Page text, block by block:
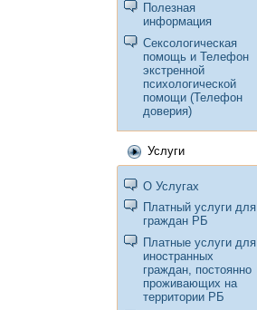
Полезная
информация
Сексологическая
помощь и Телефон
экстренной
психологической
помощи (Телефон
доверия)
Услуги
О Услугах
Платный услуги для
граждан РБ
Платные услуги для
иностранных
граждан, постоянно
проживающих на
территории РБ